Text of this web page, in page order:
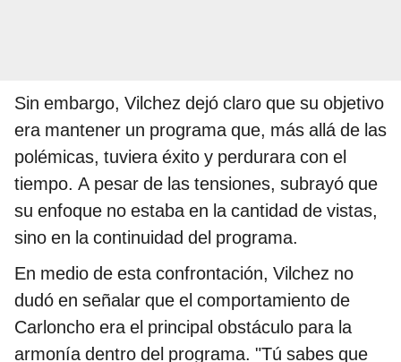
Sin embargo, Vilchez dejó claro que su objetivo
era mantener un programa que, más allá de las
polémicas, tuviera éxito y perdurara con el
tiempo. A pesar de las tensiones, subrayó que
su enfoque no estaba en la cantidad de vistas,
sino en la continuidad del programa.
En medio de esta confrontación, Vilchez no
dudó en señalar que el comportamiento de
Carloncho era el principal obstáculo para la
armonía dentro del programa. "Tú sabes que